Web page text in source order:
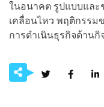
ในอนาคต รูปแบบและ
เคลื่อนไหว พฤติกรรม
การดำเนินธุรกิจด้าน